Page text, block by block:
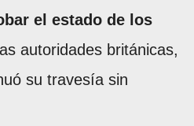
el estado de los
autoridades británicas,
su travesía sin